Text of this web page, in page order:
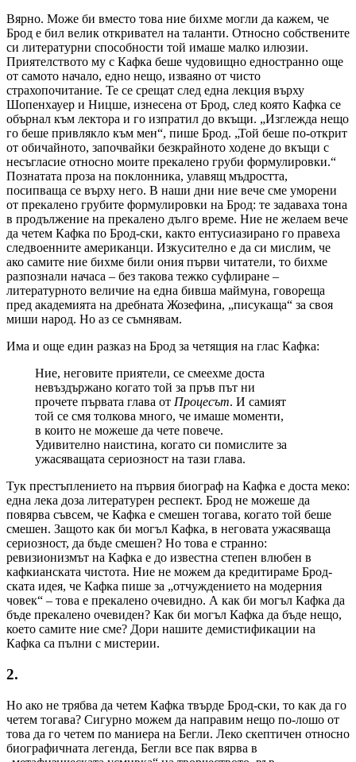
Вярно. Може би вместо това ние бихме могли да кажем, че
Брод е бил велик откривател на таланти. Относно собствените
си литературни способности той имаше малко илюзии.
Приятелството му с Кафка беше чудовищно едностранно още
от самото начало, едно нещо, изваяно от чисто
страхопочитание. Те се срещат след една лекция върху
Шопенхауер и Ницше, изнесена от Брод, след която Кафка се
обърнал към лектора и го изпратил до вкъщи. „Изглежда нещо
го беше привлякло към мен“, пише Брод. „Той беше по-открит
от обичайното, започвайки безкрайното ходене до вкъщи с
несъгласие относно моите прекалено груби формулировки.“
Познатата проза на поклонника, улавящ мъдростта,
посипваща се върху него. В наши дни ние вече сме уморени
от прекалено грубите формулировки на Брод: те задаваха тона
в продължение на прекалено дълго време. Ние не желаем вече
да четем Кафка по Брод-ски, както ентусиазирано го правеха
следвоенните американци. Изкусително е да си мислим, че
ако самите ние бихме били ония първи читатели, то бихме
разпознали начаса – без такова тежко суфлиране –
литературното величие на една бивша маймуна, говореща
пред академията на дребната Жозефина, „писукаща“ за своя
миши народ. Но аз се съмнявам.
Има и още един разказ на Брод за четящия на глас Кафка:
Ние, неговите приятели, се смеехме доста
невъздържано когато той за пръв път ни
прочете първата глава от Процесът. И самият
той се смя толкова много, че имаше моменти,
в които не можеше да чете повече.
Удивително наистина, когато си помислите за
ужасяващата сериозност на тази глава.
Тук престъплението на първия биограф на Кафка е доста меко:
една лека доза литературен респект. Брод не можеше да
повярва съвсем, че Кафка е смешен тогава, когато той беше
смешен. Защото как би могъл Кафка, в неговата ужасяваща
сериозност, да бъде смешен? Но това е странно:
ревизионизмът на Кафка е до известна степен влюбен в
кафкианската чистота. Ние не можем да кредитираме Брод-
ската идея, че Кафка пише за „отчуждението на модерния
човек“ – това е прекалено очевидно. А как би могъл Кафка да
бъде прекалено очевиден? Как би могъл Кафка да бъде нещо,
което самите ние сме? Дори нашите демистификации на
Кафка са пълни с мистерии.
2.
Но ако не трябва да четем Кафка твърде Брод-ски, то как да го
четем тогава? Сигурно можем да направим нещо по-лошо от
това да го четем по маниера на Бегли. Леко скептичен относно
биографичната легенда, Бегли все пак вярва в